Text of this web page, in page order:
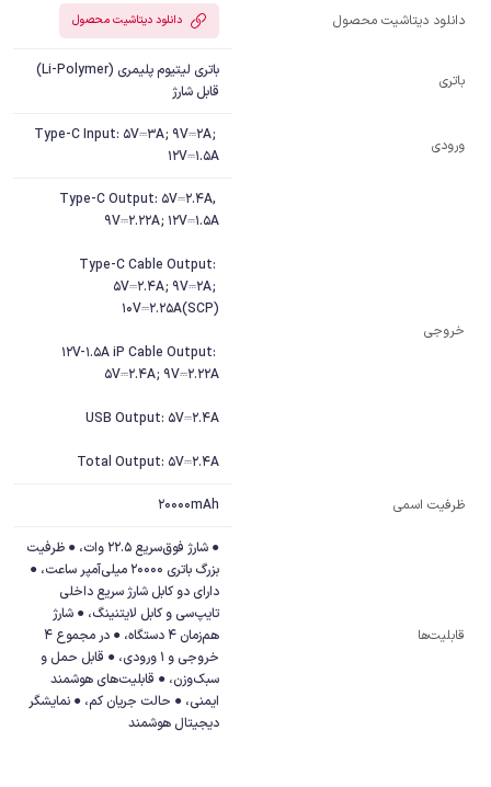
دانلود دیتاشیت محصول دانلود دیتاشیت محصول
باتری
باتری لیتیوم پلیمری (Li-Polymer)
قابل شارژ
ورودی
Type-C Input: 5V⎓3A; 9V⎓2A;
12V⎓1.5A
خروجی
Type-C Output: 5V⎓2.4A,
Type-C Cable Output:
5V⎓2.4A; 9V⎓2A;
12V-1.5A iP Cable Output:
Total Output: 5V⎓2.4A
ظرفیت اسمی 20000mAh
قابلیت‌ها
دیجیتال هوشمند